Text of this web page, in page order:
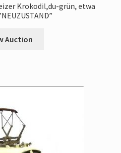
Krokodil,du-grün, etwa
Auction